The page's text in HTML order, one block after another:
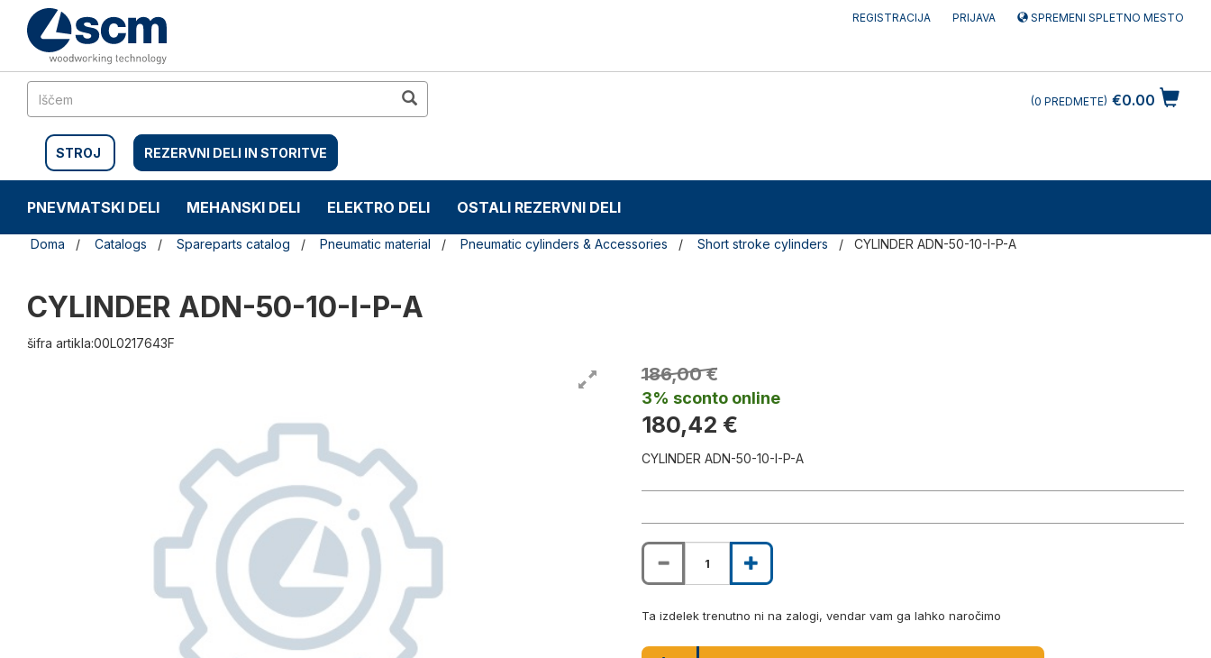
Preskočite
vsebino
Preskočite
navigacijski
REGISTRACIJA PRIJAVA SPREMENI SPLETNO MESTO
STROJ REZERVNI DELI IN STORITVE
€0.00
0 PREDMETE
PNEVMATSKI DELI MEHANSKI DELI ELEKTRO DELI OSTALI REZERVNI DELI
Doma Catalogs Spareparts catalog Pneumatic material Pneumatic cylinders & Accessories Short stroke cylinders CYLINDER ADN-50-10-I-P-A
CYLINDER ADN-50-10-I-P-A
šifra artikla:00L0217643F
186,00 €
3% sconto online
180,42 €
CYLINDER ADN-50-10-I-P-A
Ta izdelek trenutno ni na zalogi, vendar vam ga lahko naročimo